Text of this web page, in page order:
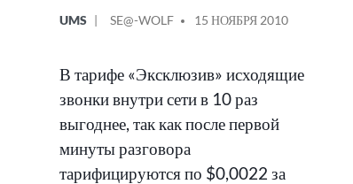
ОПУБЛИКОВАНО
UMS
СООБЩЕНИЕ
SE@-WOLF 15 НОЯБРЯ 2010
В тарифе «Эксклюзив» исходящие
звонки внутри сети в 10 раз
выгоднее, так как после первой
минуты разговора
тарифицируются по $0,0022 за